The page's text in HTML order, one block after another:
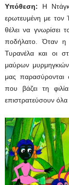
Υπόθεση: Η
ερωτευμένη με τον
θέλει να γνωρίσει
ποδήλατο. Όταν η
Τυρανέλα και οι
μαύρων
μας παρασύρονται
που βάζει τη
επιστρατεύσουν όλα